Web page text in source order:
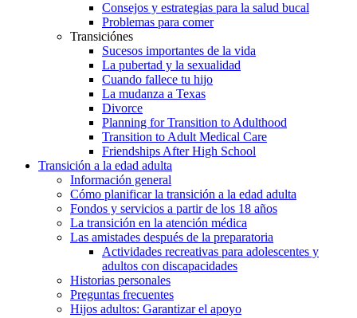
Consejos y estrategias para la salud bucal
Problemas para comer
Transiciónes
Sucesos importantes de la vida
La pubertad y la sexualidad
Cuando fallece tu hijo
La mudanza a Texas
Divorce
Planning for Transition to Adulthood
Transition to Adult Medical Care
Friendships After High School
Transición a la edad adulta
Información general
Cómo planificar la transición a la edad adulta
Fondos y servicios a partir de los 18 años
La transición en la atención médica
Las amistades después de la preparatoria
Actividades recreativas para adolescentes y
adultos con discapacidades
Historias personales
Preguntas frecuentes
Hijos adultos: Garantizar el apoyo